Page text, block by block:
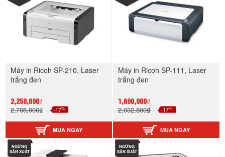
Máy in Ricoh SP-210, Laser
trắng đen
2,250,000₫
2,706,000₫ -17%
MUA NGAY
Máy in Ricoh SP-111, Laser
trắng đen
1,690,000₫
2,032,800₫ -17%
MUA NGAY
NGỪNG
SẢN XUẤT
NGỪNG
SẢN XUẤT